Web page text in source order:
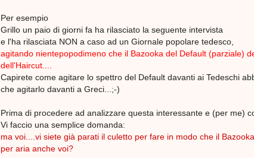
Per esempio
Grillo un paio di giorni fa ha rilasciato la seguente intervista
e l'ha rilasciata NON a caso ad un Giornale popolare tedesco,
agitando nientepopodimeno che il Bazooka del Default (parziale)
dell'Haircut....
Capirete come agitare lo spettro del Default davanti ai Tedeschi
che agitarlo davanti a Greci...;-)
Prima di procedere ad analizzare questa interessante e (per me)
Vi faccio una semplice domanda:
ma voi....vi siete già parati il culetto per fare in modo che il
per aria anche voi?